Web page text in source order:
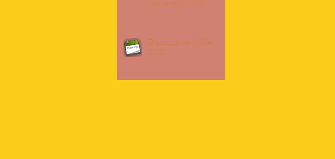
Décembre 2023
Planning de Juillet
2023